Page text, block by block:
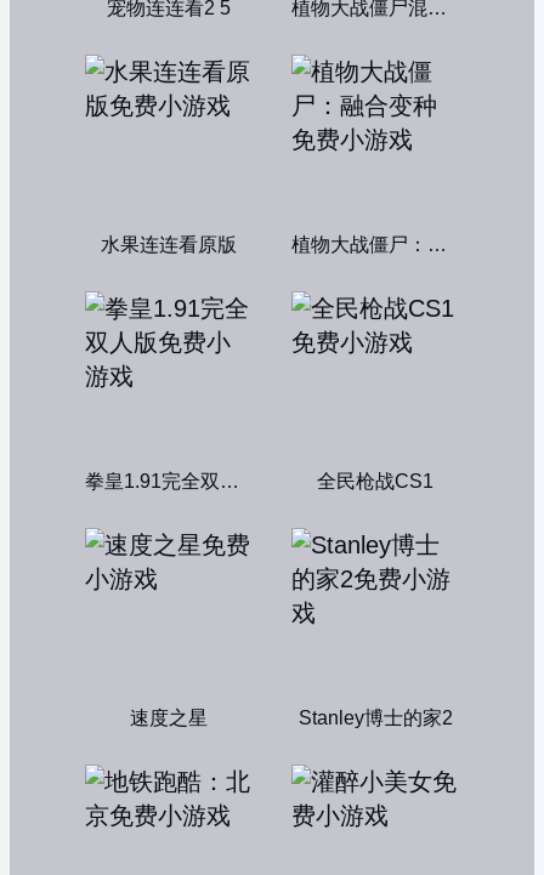
宠物连连看2 5 植物大战僵尸混合版
水果连连看原版 植物大战僵尸：融合变种
拳皇1.91完全双人版 全民枪战CS1
速度之星 Stanley博士的家2